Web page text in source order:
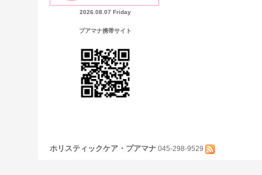
2026.08.07 Friday
プアマナ携帯サイト
ホリスティックケア・プアマナ 045-298-9529